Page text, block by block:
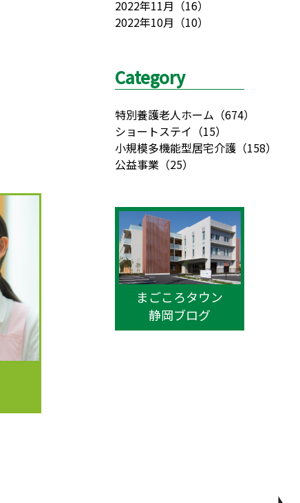
2022年11月 （16）
2022年10月 （10）
Category
特別養護老人ホーム （674）
ショートステイ （15）
小規模多機能型居宅介護 （158）
公益事業 （25）
まごころタウン
静岡ブログ